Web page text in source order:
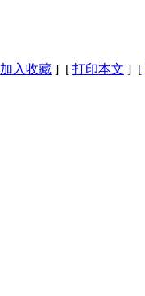
加入收藏 ] [ 打印本文 ] [